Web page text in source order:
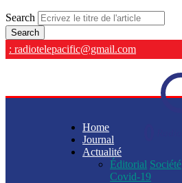
Search
: radiotelepacific@gmail.com
Home
Journal
Actualité
Éditorial Société
Covid-19